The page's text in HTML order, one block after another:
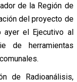
de la Región de
del proyecto de
ayer el Ejecutivo al
de herramientas
de Radioanálisis,